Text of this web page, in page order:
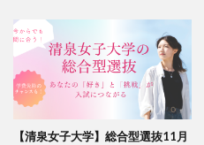
【清泉女子大学】総合型選抜11月